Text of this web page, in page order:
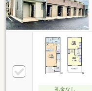
礼金なし